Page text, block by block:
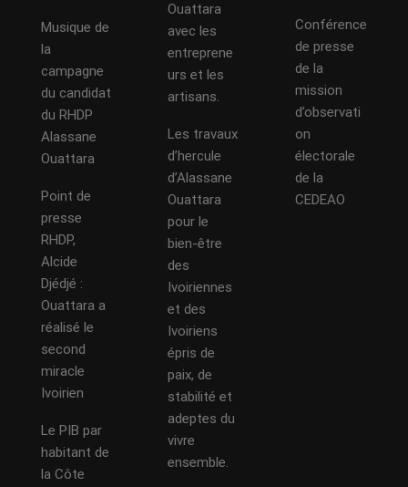
Musique de
la
campagne
du candidat
du RHDP
Alassane
Ouattara
Point de
presse
RHDP,
Alcide
Djédjé :
Ouattara a
réalisé le
second
miracle
Ivoirien
Le PIB par
habitant de
la Côte
Ouattara
avec les
entreprene
urs et les
artisans.
Les travaux
d’hercule
d’Alassane
Ouattara
pour le
bien-être
des
Ivoiriennes
et des
Ivoiriens
épris de
paix, de
stabilité et
adeptes du
vivre
ensemble.
Conférence
de presse
de la
mission
d’observati
on
électorale
de la
CEDEAO